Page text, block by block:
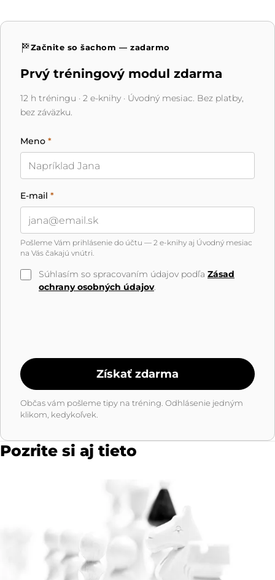
Začnite so šachom — zadarmo
Prvý tréningový modul zdarma
12 h tréningu · 2 e-knihy · Úvodný mesiac. Bez platby,
bez záväzku.
Meno *
E-mail *
Pošleme Vám prihlásenie do účtu — 2 e-knihy aj Úvodný mesiac
na Vás čakajú vnútri.
Súhlasím so spracovaním údajov podľa Zásad
ochrany osobných údajov.
Získať zdarma
Občas vám pošleme tipy na tréning. Odhlásenie jedným
klikom, kedykoľvek.
Pozrite si aj tieto